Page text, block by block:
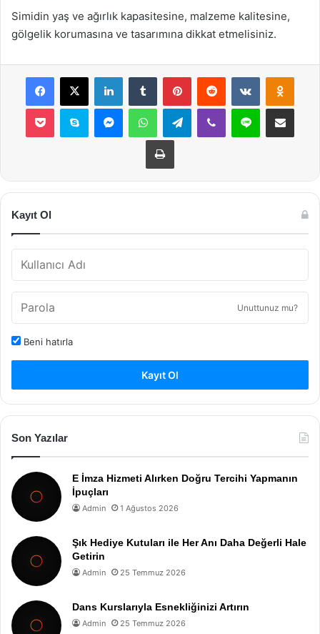
Simidin yaş ve ağırlık kapasitesine, malzeme kalitesine,
gölgelik korumasına ve tasarımına dikkat etmelisiniz.
Facebook
X LinkedInTumblr PinterestReddit VKontakte
Pocket Skype MessengerWhatsAppTelegramViber Line E-Posta ile
Yazdır
Kayıt Ol
Unuttunuz mu?
Beni hatırla
Kayıt Ol
Son Yazılar
E İmza Hizmeti Alırken Doğru Tercihi Yapmanın
İpuçları
Admin 1 Ağustos 2026
Şık Hediye Kutuları ile Her Anı Daha Değerli Hale
Getirin
Admin 25 Temmuz 2026
Dans Kurslarıyla Esnekliğinizi Artırın
Admin 25 Temmuz 2026